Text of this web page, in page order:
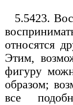
5.5423.
относятся
Этим,
фигуру
образом;
все